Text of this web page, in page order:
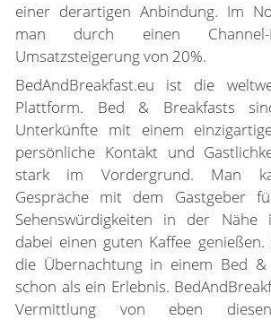
einer derartigen Anbindung. Im
man durch einen Channel-
Umsatzsteigerung von 20%.
BedAndBreakfast.eu ist die
Plattform. Bed & Breakfasts
Unterkünfte mit einem
persönliche Kontakt und
stark im Vordergrund. Man
Gespräche mit dem Gastgeber
Sehenswürdigkeiten in der Nähe
dabei einen guten Kaffee
die Übernachtung in einem Bed &
schon als ein Erlebnis.
Vermittlung von eben